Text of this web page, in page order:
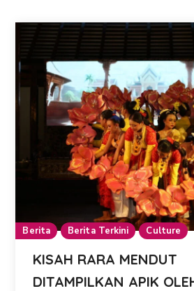
Berita Berita Terkini Culture
KISAH RARA MENDUT
DITAMPILKAN APIK